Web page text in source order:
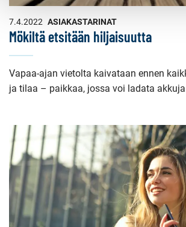
7.4.2022 ASIAKASTARINAT
Mökiltä etsitään hiljaisuutta
Vapaa-ajan vietolta kaivataan ennen
ja tilaa – paikkaa, jossa voi ladata